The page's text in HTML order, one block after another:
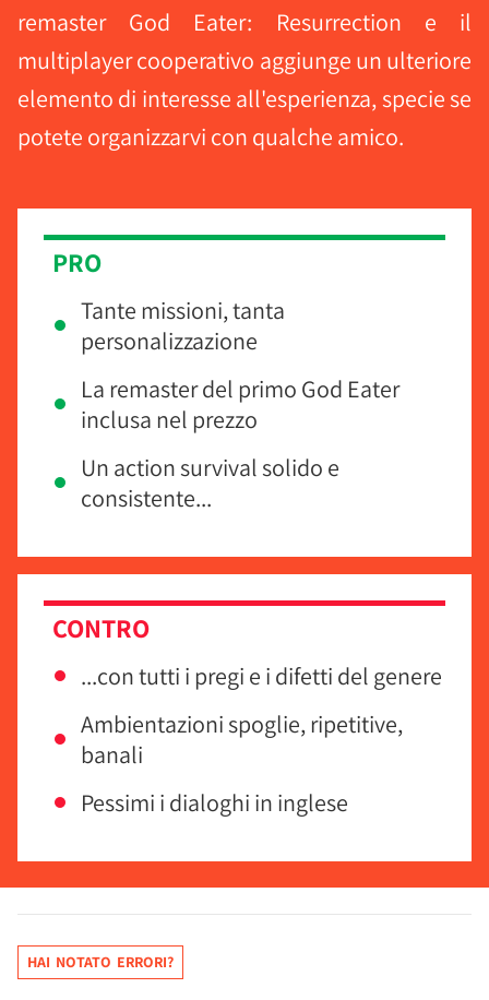
remaster God Eater: Resurrection e il
multiplayer cooperativo aggiunge un ulteriore
elemento di interesse all'esperienza, specie se
potete organizzarvi con qualche amico.
PRO
Tante missioni, tanta
personalizzazione
La remaster del primo God Eater
inclusa nel prezzo
Un action survival solido e
consistente...
CONTRO
...con tutti i pregi e i difetti del genere
Ambientazioni spoglie, ripetitive,
banali
Pessimi i dialoghi in inglese
HAI NOTATO ERRORI?